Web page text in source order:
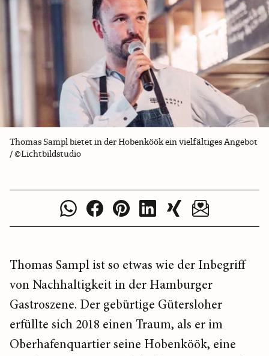
Thomas Sampl bietet in der Hobenköök ein vielfältiges Angebot
/ ©Lichtbildstudio
Thomas Sampl ist so etwas wie der Inbegriff
von Nachhaltigkeit in der Hamburger
Gastroszene. Der gebürtige Gütersloher
erfüllte sich 2018 einen Traum, als er im
Oberhafenquartier seine Hobenköök, eine